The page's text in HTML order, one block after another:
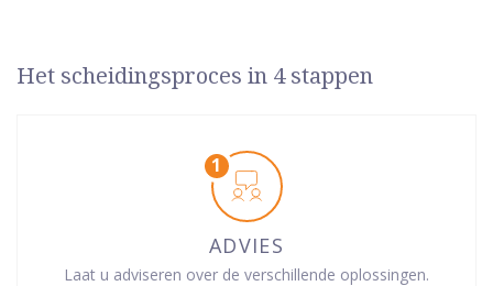
Het scheidingsproces in 4 stappen
ADVIES
Laat u adviseren over de verschillende oplossingen.